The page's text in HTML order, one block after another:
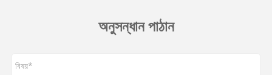
অনুসন্ধান পাঠান